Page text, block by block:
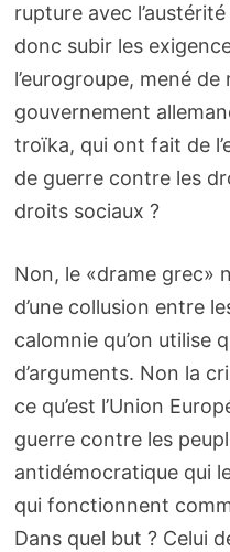
rupture avec
donc subir les
l’eurogroupe, mené
gouvernement
troïka, qui ont fait de
de guerre contre les
droits sociaux ?
Non, le «drame grec»
d’une collusion entre
calomnie qu’on utilise
d’arguments. Non la
ce qu’est l’Union
guerre contre les
antidémocratique qui
qui fonctionnent
Dans quel but ? Celui